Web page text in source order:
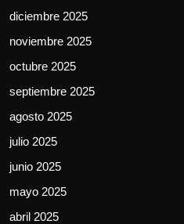
diciembre 2025
noviembre 2025
octubre 2025
septiembre 2025
agosto 2025
julio 2025
junio 2025
mayo 2025
abril 2025